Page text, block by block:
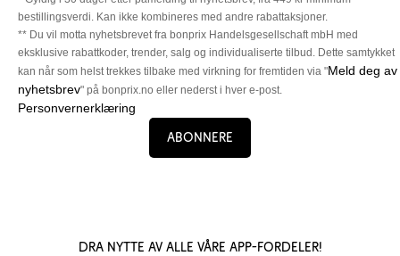
bestillingsverdi. Kan ikke kombineres med andre rabattaksjoner.
** Du vil motta nyhetsbrevet fra bonprix Handelsgesellschaft mbH med
eksklusive rabattkoder, trender, salg og individualiserte tilbud. Dette samtykket
kan når som helst trekkes tilbake med virkning for fremtiden via "Meld deg av
nyhetsbrev" på bonprix.no eller nederst i hver e-post.
Personvernerklæring
Abonnere
Dra nytte av alle våre app-fordeler!